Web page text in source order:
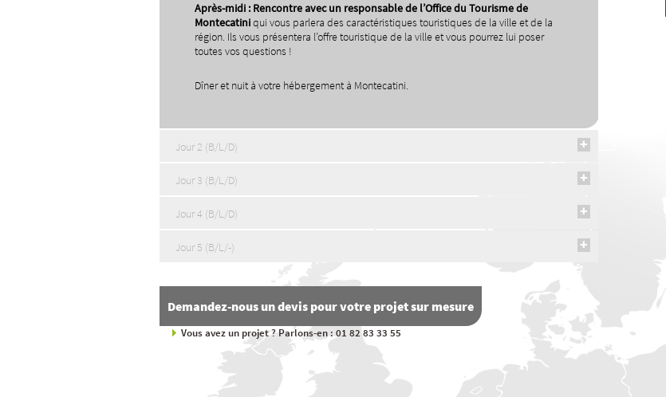
Après-midi : Rencontre avec un responsable de l’Office du Tourisme de
Montecatiniqui vous parlera des caractéristiques touristiques de la ville et de la
région. Ils vous présentera l’offre touristique de la ville et vous pourrez lui poser
toutes vos questions !
Dîner et nuit à votre hébergement à Montecatini.
Jour 2 (B/L/D)
Jour 3 (B/L/D)
Jour 4 (B/L/D)
Jour 5 (B/L/-)
Demandez-nous un devis pour votre projet sur mesure
Vous avez un projet ? Parlons-en : 01 82 83 33 55